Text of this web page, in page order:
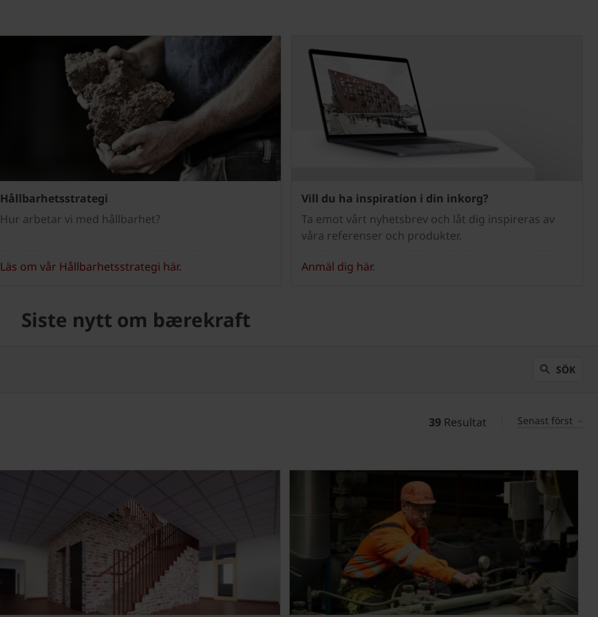
Hållbarhetsstrategi
Hur arbetar vi med hållbarhet?
Läs om vår Hållbarhetsstrategi här.
Vill du ha inspiration i din inkorg?
Ta emot vårt nyhetsbrev och låt dig inspireras av
våra referenser och produkter.
Anmäl dig här.
Siste nytt om bærekraft
SÖK
39 Resultat Senast först